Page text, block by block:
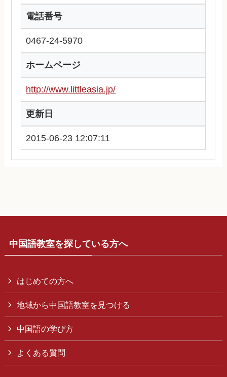
電話番号
0467-24-5970
ホームページ
http://www.littleasia.jp/
更新日
2015-06-23 12:07:11
中国語教室を探している方へ
はじめての方へ
地域から中国語教室を見つける
中国語の学び方
よくある質問